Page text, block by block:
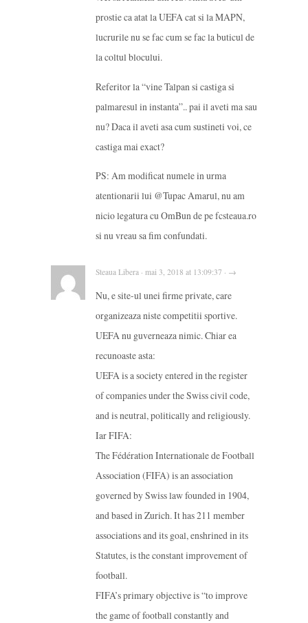
prostie ca atat la UEFA cat si la MAPN,
lucrurile nu se fac cum se fac la buticul de
la coltul blocului.
Referitor la “vine Talpan si castiga si
palmaresul in instanta”.. pai il aveti ma sau
nu? Daca il aveti asa cum sustineti voi, ce
castiga mai exact?
PS: Am modificat numele in urma
atentionarii lui @Tupac Amarul, nu am
nicio legatura cu OmBun de pe fcsteaua.ro
si nu vreau sa fim confundati.
Steaua Libera · mai 3, 2018 at 13:09:37 · →
Nu, e site-ul unei firme private, care
organizeaza niste competitii sportive.
UEFA nu guverneaza nimic. Chiar ea
recunoaste asta:
UEFA is a society entered in the register
of companies under the Swiss civil code,
and is neutral, politically and religiously.
Iar FIFA:
The Fédération Internationale de Football
Association (FIFA) is an association
governed by Swiss law founded in 1904,
and based in Zurich. It has 211 member
associations and its goal, enshrined in its
Statutes, is the constant improvement of
football.
FIFA’s primary objective is “to improve
the game of football constantly and